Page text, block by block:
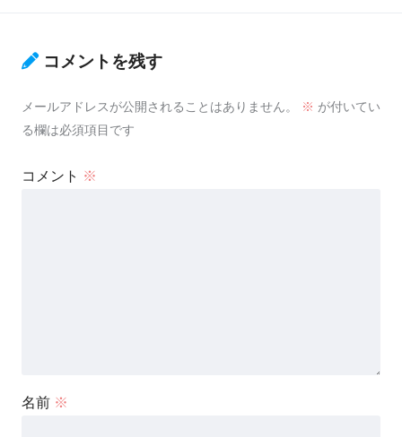
コメントを残す
メールアドレスが公開されることはありません。 ※ が付いてい
る欄は必須項目です
コメント ※
名前 ※